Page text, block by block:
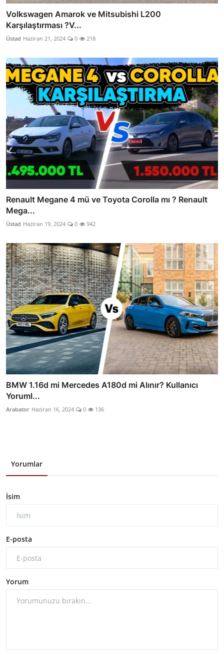
Volkswagen Amarok ve Mitsubishi L200
Karşılaştırması ?V...
Üstad Haziran 21, 2024 0 218
Renault Megane 4 mü ve Toyota Corolla mı ? Renault
Mega...
Üstad Haziran 19, 2024 0 942
BMW 1.16d mi Mercedes A180d mi Alınır? Kullanıcı
Yoruml...
Arabator Haziran 16, 2024 0 136
Yorumlar
İsim
E-posta
Yorum